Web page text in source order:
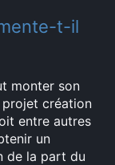
t-il
monter son
projet création
entre autres
un
de la part du
×